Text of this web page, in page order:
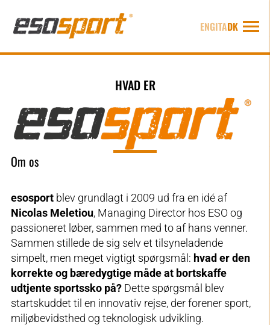
ENGITADK
HVAD ER
Om os
esosport blev grundlagt i 2009 ud fra en idé af
Nicolas Meletiou, Managing Director hos ESO og
passioneret løber, sammen med to af hans venner.
Sammen stillede de sig selv et tilsyneladende
simpelt, men meget vigtigt spørgsmål: hvad er den
korrekte og bæredygtige måde at bortskaffe
udtjente sportssko på? Dette spørgsmål blev
startskuddet til en innovativ rejse, der forener sport,
miljøbevidsthed og teknologisk udvikling.